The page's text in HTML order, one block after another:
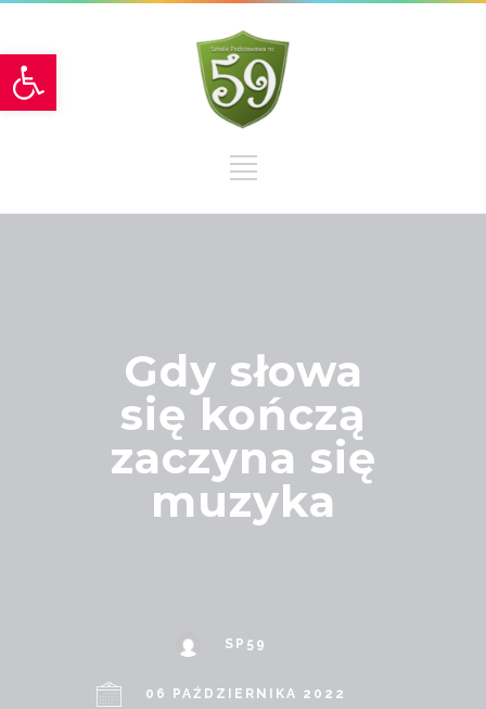
Otwórz pasek narzędzi
Gdy słowa
się kończą
zaczyna się
muzyka
SP59
06 PAŹDZIERNIKA 2022